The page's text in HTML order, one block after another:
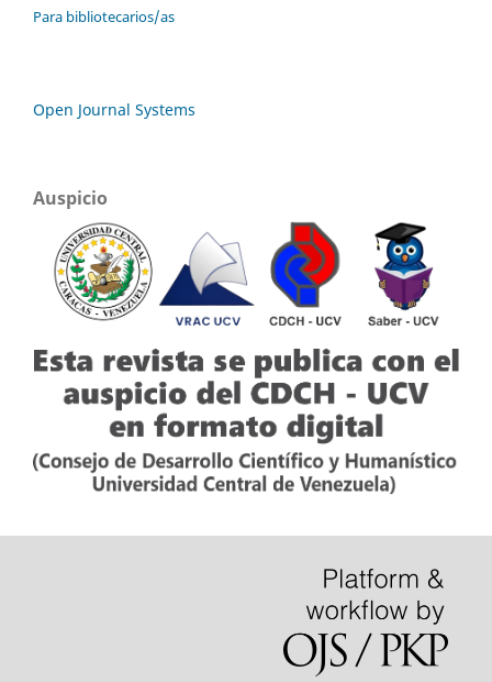
Para bibliotecarios/as
Open Journal Systems
Auspicio